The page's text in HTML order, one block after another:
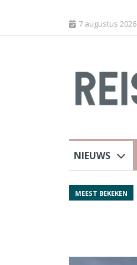
7 augustus 2026
NIEUWS
MEEST BEKEKEN
luchthaven